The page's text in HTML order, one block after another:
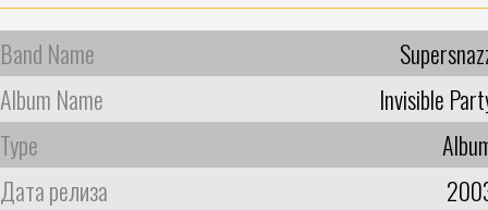
Band Name
Album Name
Invisible
Type
Дата релиза